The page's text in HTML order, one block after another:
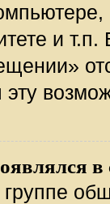
и т.п.
группе